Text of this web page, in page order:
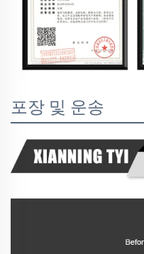
포장 및 운송